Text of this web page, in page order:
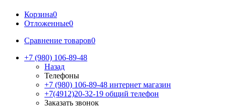
Корзина0
Отложенные0
Сравнение товаров0
+7 (980) 106-89-48
Назад
Телефоны
+7 (980) 106-89-48 интернет магазин
+7(4912)20-32-19 общий телефон
Заказать звонок